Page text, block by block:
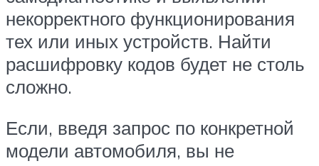
некорректного функционирования
тех или иных устройств. Найти
расшифровку кодов будет не столь
сложно.
Если, введя запрос по конкретной
модели автомобиля, вы не